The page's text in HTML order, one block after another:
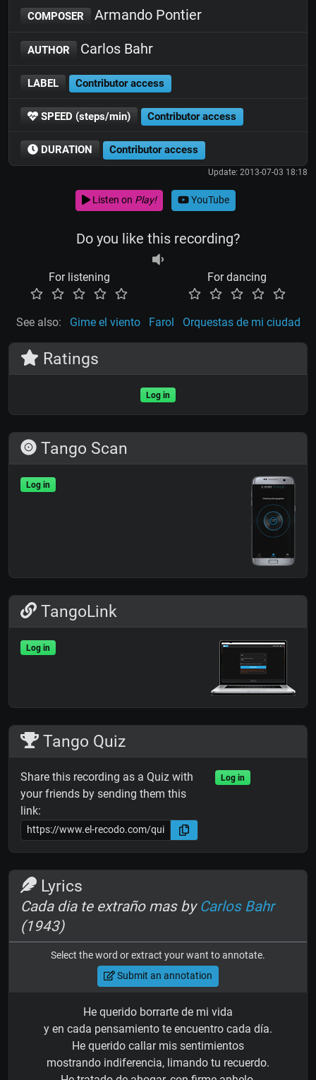
COMPOSER Armando Pontier
AUTHOR Carlos Bahr
LABEL Contributor access
SPEED (steps/min) Contributor access
DURATION Contributor access
Update: 2013-07-03 18:18
Listen on Play! YouTube
Do you like this recording?
For listening For dancing
See also: Gime el viento Farol Orquestas de mi ciudad
Ratings
Log in
Tango Scan
Log in
TangoLink
Log in
Tango Quiz
Share this recording as a Quiz with
your friends by sending them this
link:
Log in
Lyrics
Cada dia te extraño mas by Carlos Bahr
(1943)
Select the word or extract your want to annotate.
Submit an annotation
He querido borrarte de mi vida
y en cada pensamiento te encuentro cada día.
He querido callar mis sentimientos
mostrando indiferencia, limando tu recuerdo.